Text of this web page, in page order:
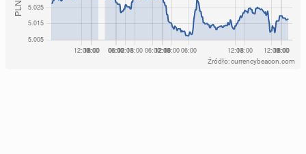
Źródło: currencybeacon.com